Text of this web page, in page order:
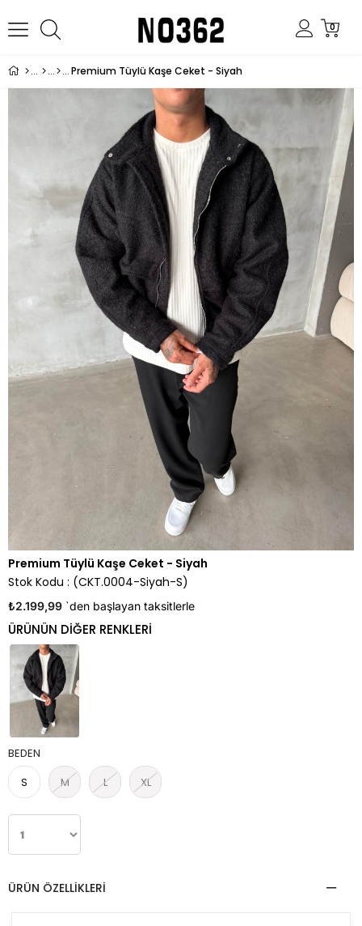
0
Premium Tüylü Kaşe Ceket - Siyah
Premium Tüylü Kaşe Ceket - Siyah
Stok Kodu
(CKT.0004-Siyah-S)
₺2.199,99 `den başlayan taksitlerle
BEDEN
S
M L XL
ÜRÜN ÖZELLIKLERI